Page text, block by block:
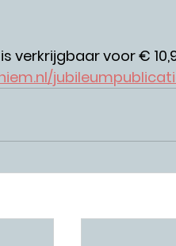
verkrijgbaar voor €